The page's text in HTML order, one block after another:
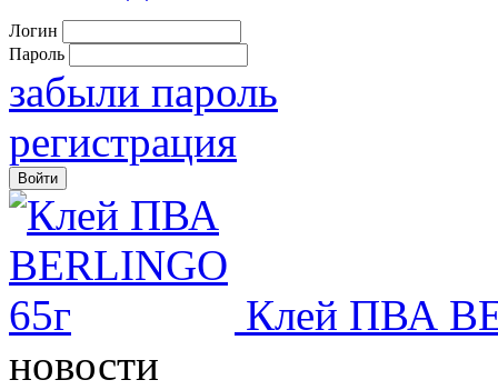
Логин
Пароль
забыли пароль
регистрация
Клей ПВА
новости